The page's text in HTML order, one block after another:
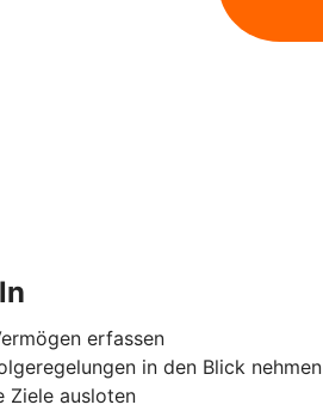
erfassen
in den Blick nehmen
Ziele ausloten